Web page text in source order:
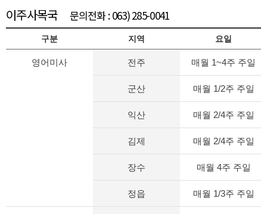
이주사목국 문의전화 : 063) 285-0041
구분 지역 요일
영어미사 전주 매월 1~4주 주일
군산 매월 1/2주 주일
익산 매월 2/4주 주일
김제 매월 2/4주 주일
장수 매월 4주 주일
정읍 매월 1/3주 주일